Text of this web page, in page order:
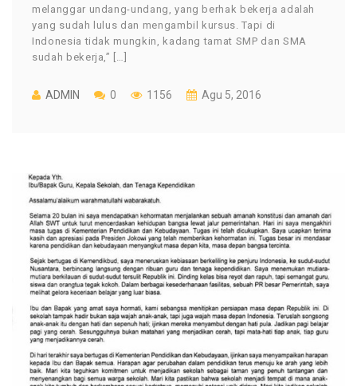
melanggar undang-undang, yang berhak bekerja adalah
yang sudah lulus dan mengambil kursus. Tapi di
Indonesia tidak mungkin, kadang tamat SMP dan SMA
sudah bekerja,” […]
ADMIN 0 1156 Agu 5, 2016